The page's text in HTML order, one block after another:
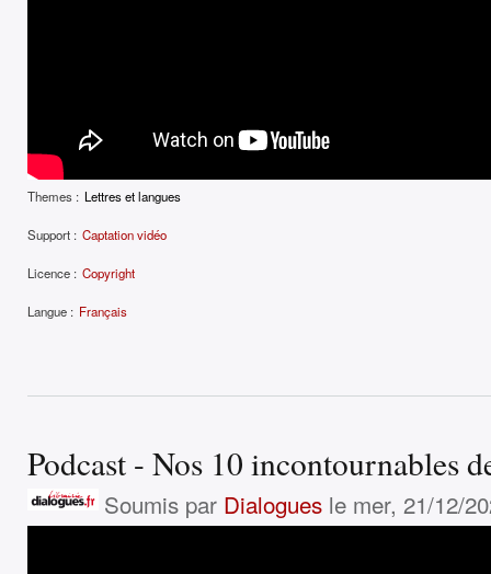
Themes : Lettres et langues
Support : Captation vidéo
Licence : Copyright
Langue : Français
Podcast - Nos 10 incontournables
Soumis par Dialoguesle mer, 21/12/